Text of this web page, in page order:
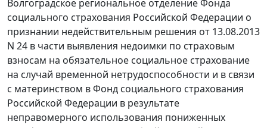
Волгоградское региональное отделение Фонда
социального страхования Российской Федерации о
признании недействительным решения от 13.08.2013
N 24 в части выявления недоимки по страховым
взносам на обязательное социальное страхование
на случай временной нетрудоспособности и в связи
с материнством в Фонд социального страхования
Российской Федерации в результате
неправомерного использования пониженных